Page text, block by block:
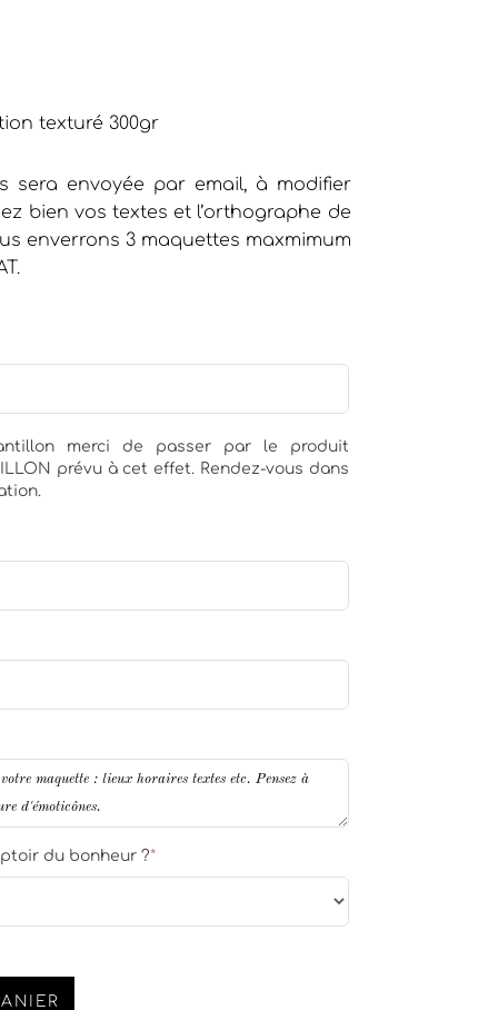
texturé 300gr
sera envoyée par email, à modifier
bien vos textes et l’orthographe de
enverrons 3 maquettes maxmimum
merci de passer par le produit
prévu à cet effet. Rendez-vous dans
du bonheur ?*